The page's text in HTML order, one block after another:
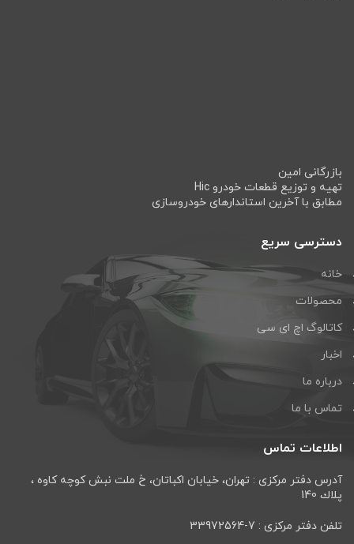
بازرگانی امین
تهیه و توزیع قطعات خودرو Hic
مطابق با آخرین استاندارهای خودروسازی
دسترسی سریع
خانه
محصولات
کاتالوگ اچ ای سی
اخبار
درباره ما
تماس با ما
اطلاعات تماس
آدرس دفتر مرکزی : تهران، خيابان اكباتان، خ ملت نبش كوچه كاوه ،
پلاك 140
تلفن دفتر مرکزی : 7-33972564